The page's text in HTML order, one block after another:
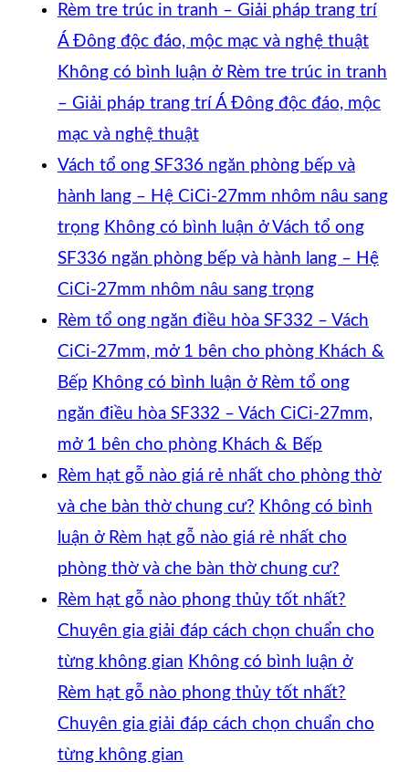
Rèm tre trúc in tranh – Giải pháp trang trí
Á Đông độc đáo, mộc mạc và nghệ thuật
Không có bình luận ở Rèm tre trúc in tranh
– Giải pháp trang trí Á Đông độc đáo, mộc
mạc và nghệ thuật
Vách tổ ong SF336 ngăn phòng bếp và
hành lang – Hệ CiCi-27mm nhôm nâu sang
trọng Không có bình luận ở Vách tổ ong
SF336 ngăn phòng bếp và hành lang – Hệ
CiCi-27mm nhôm nâu sang trọng
Rèm tổ ong ngăn điều hòa SF332 – Vách
CiCi-27mm, mở 1 bên cho phòng Khách &
Bếp Không có bình luận ở Rèm tổ ong
ngăn điều hòa SF332 – Vách CiCi-27mm,
mở 1 bên cho phòng Khách & Bếp
Rèm hạt gỗ nào giá rẻ nhất cho phòng thờ
và che bàn thờ chung cư? Không có bình
luận ở Rèm hạt gỗ nào giá rẻ nhất cho
phòng thờ và che bàn thờ chung cư?
Rèm hạt gỗ nào phong thủy tốt nhất?
Chuyên gia giải đáp cách chọn chuẩn cho
từng không gian Không có bình luận ở
Rèm hạt gỗ nào phong thủy tốt nhất?
Chuyên gia giải đáp cách chọn chuẩn cho
từng không gian